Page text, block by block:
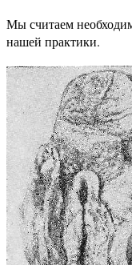
Мы считаем
нашей практики.